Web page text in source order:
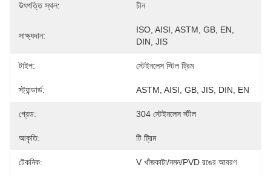
উৎপত্তি স্থল: চীন
সাক্ষ্যদান:
ISO, AISI, ASTM, GB, EN,
DIN, JIS
টাইপ: স্টেইনলেস স্টিল ট্রিম
স্ট্যান্ডার্ড: ASTM, AISI, GB, JIS, DIN, EN
গ্রেড: 304 স্টেইনলেস স্টীল
আকৃতি: টি ট্রিম
টেকনিক: V খাঁজকাটা/নমন/PVD রঙের আবরণ